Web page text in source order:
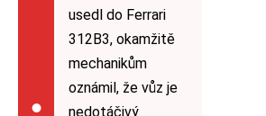
usedl do Ferrari
312B3, okamžitě
mechanikům
oznámil, že vůz je
nedotáčivý